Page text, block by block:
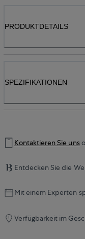
PRODUKTDETAILS
SPEZIFIKATIONEN
Kontaktieren Sie uns
Entdecken Sie die
Mit einem Experten
Verfügbarkeit im